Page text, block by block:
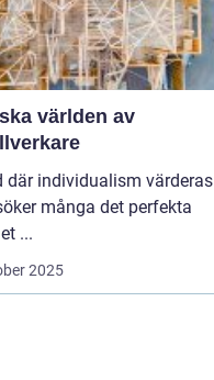
världen av
där individualism värderas
många det perfekta
...
2025